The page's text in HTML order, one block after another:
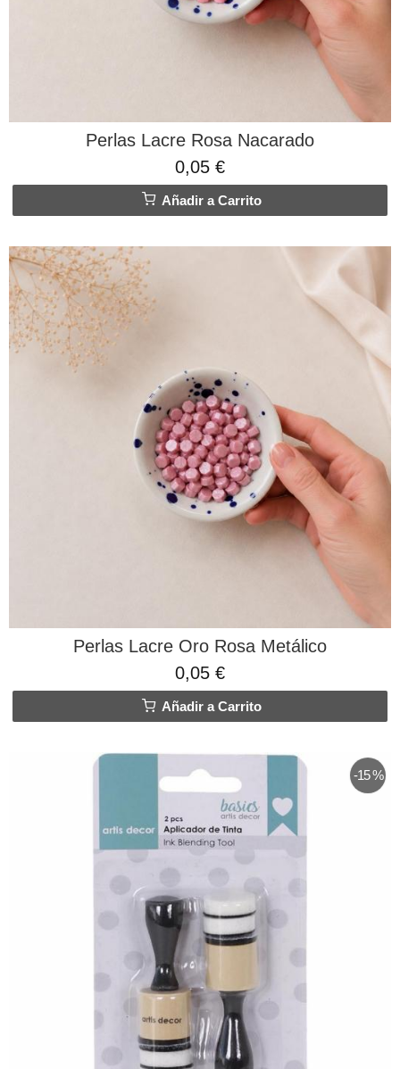
Perlas Lacre Rosa Nacarado
0,05 €
Añadir a Carrito
Perlas Lacre Oro Rosa Metálico
0,05 €
Añadir a Carrito
-15 %